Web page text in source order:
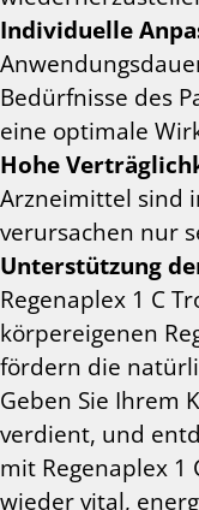
Individuelle
Bedürfnisse des
eine optimale
Hohe
Arzneimittel sind
verursachen nur
Unterstützung
Regenaplex 1 C
körpereigenen
fördern die
Geben Sie Ihrem
verdient, und
mit Regenaplex 1
wieder vital,